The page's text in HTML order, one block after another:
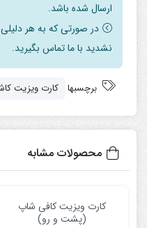
ارسال شده باشد.
در صورتی که به هر دلیلی
نشدید با ما تماس بگیرید.
برچسبها کارت ویزیت
محصولات مشابه
کارت ویزیت کافی شاپ
(پشت و رو)